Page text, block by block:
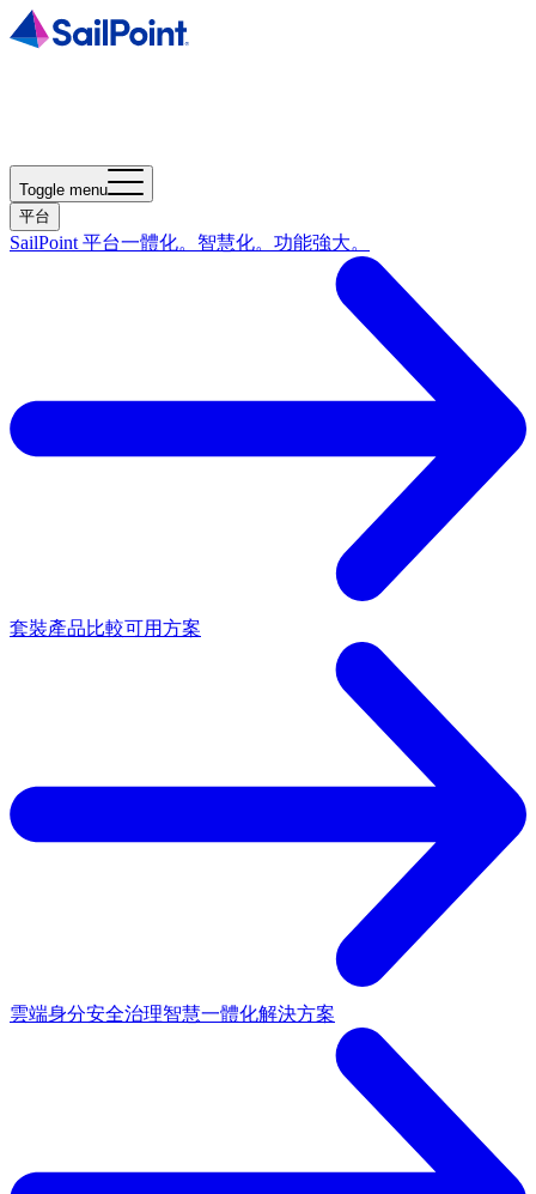
Toggle menu
平台
SailPoint 平台一體化。智慧化。功能強大。
套裝產品比較可用方案
雲端身分安全治理智慧一體化解決方案